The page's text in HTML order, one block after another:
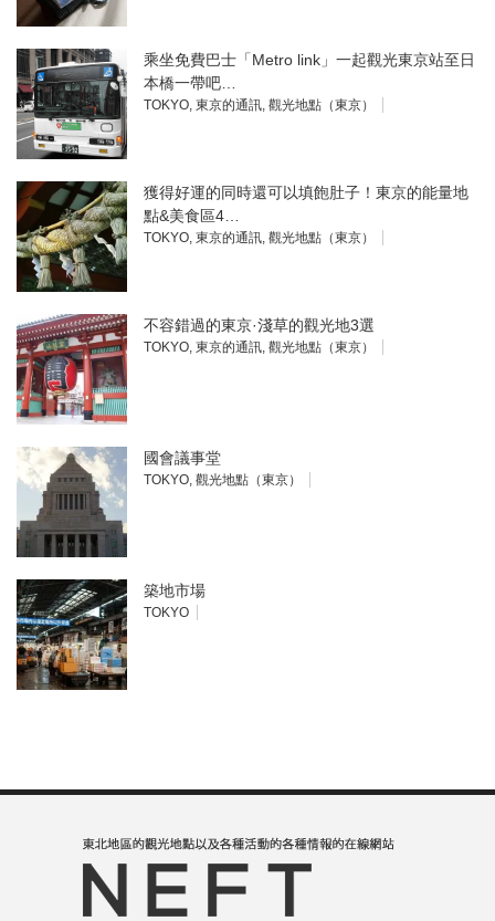
乘坐免費巴士「Metro link」一起觀光東京站至日
本橋一帶吧…
TOKYO, 東京的通訊, 觀光地點（東京）
獲得好運的同時還可以填飽肚子！東京的能量地
點&美食區4…
TOKYO, 東京的通訊, 觀光地點（東京）
不容錯過的東京·淺草的觀光地3選
TOKYO, 東京的通訊, 觀光地點（東京）
國會議事堂
TOKYO, 觀光地點（東京）
築地市場
TOKYO